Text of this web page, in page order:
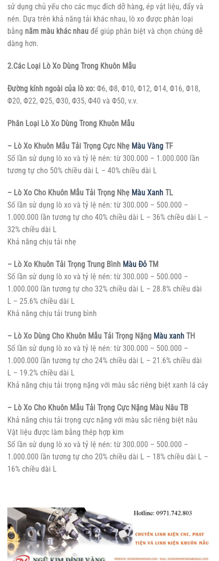
sử dụng chủ yếu cho các mục đích dỡ hàng, ép vật liệu, đẩy và
nén. Dựa trên khả năng tải khác nhau, lò xo được phân loại
bằng năm màu khác nhau để giúp phân biệt và chọn chúng dễ
dàng hơn.
2.Các Loại Lò Xo Dùng Trong Khuôn Mẫu
Đường kính ngoài của lò xo: Φ6, Φ8, Φ10, Φ12, Φ14, Φ16, Φ18,
Φ20, Φ22, Φ25, Φ30, Φ35, Φ40 và Φ50, v.v.
Phân Loại Lò Xo Dùng Trong Khuôn Mẫu
– Lò Xo Khuôn Mẫu Tải Trọng Cực Nhẹ Màu Vàng TF
Số lần sử dụng lò xo và tỷ lệ nén: từ 300.000 – 1.000.000 lần
tương tự cho 50% chiều dài L – 40% chiều dài L
– Lò Xo Cho Khuôn Mẫu Tải Trọng Nhẹ Màu Xanh TL
Số lần sử dụng lò xo và tỷ lệ nén: từ 300.000 – 500.000 –
1.000.000 lần tương tự cho 40% chiều dài L – 36% chiều dài L –
32% chiều dài L
Khả năng chịu tải nhẹ
– Lò Xo Khuôn Tải Trọng Trung Bình Màu Đỏ TM
Số lần sử dụng lò xo và tỷ lệ nén: từ 300.000 – 500.000 –
1.000.000 lần tương tự cho 32% chiều dài L – 28.8% chiều dài
L – 25.6% chiều dài L
Khả năng chịu tải trung bình
– Lò Xo Dùng Cho Khuôn Mẫu Tải Trọng Nặng Màu xanh TH
Số lần sử dụng lò xo và tỷ lệ nén: từ 300.000 – 500.000 –
1.000.000 lần tương tự cho 24% chiều dài L – 21.6% chiều dài
L – 19.2% chiều dài L
Khả năng chịu tải trọng nặng với màu sắc riêng biệt xanh lá cây
– Lò Xo Cho Khuôn Mẫu Tải Trọng Cực Nặng Màu Nâu TB
Khả năng chịu tải trọng cực nặng với màu sắc riêng biệt nâu
Vật liệu được làm bằng thép hợp kim
Số lần sử dụng lò xo và tỷ lệ nén: từ 300.000 – 500.000 –
1.000.000 lần tương tự cho 20% chiều dài L – 18% chiều dài L –
16% chiều dài L